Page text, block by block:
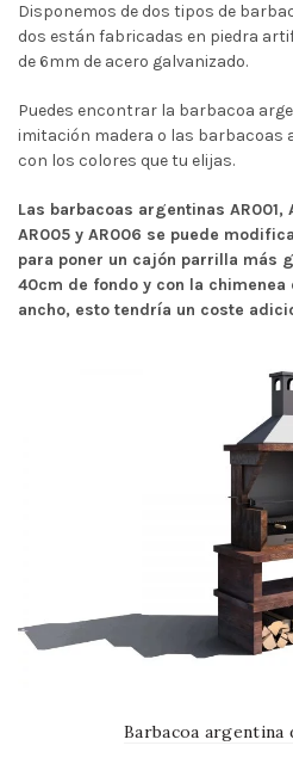
Disponemos de dos tipos de
dos están fabricadas en piedra
de 6mm de acero galvanizado.
Puedes encontrar la barbacoa
imitación madera o las barbacoas
con los colores que tu elijas.
Las barbacoas argentinas AR001,
AR005 y AR006 se puede
para poner un cajón parrilla más
40cm de fondo y con la chimenea
ancho, esto tendría un coste
Barbacoa argentina